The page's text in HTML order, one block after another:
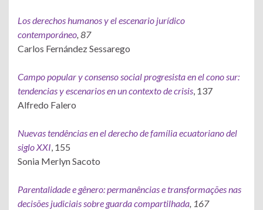
Los derechos humanos y el escenario jurídico
contemporáneo, 87
Carlos Fernández Sessarego
Campo popular y consenso social progresista en el cono sur:
tendencias y escenarios en un contexto de crisis, 137
Alfredo Falero
Nuevas tendências en el derecho de família ecuatoriano del
siglo XXI, 155
Sonia Merlyn Sacoto
Parentalidade e gênero: permanências e transformações nas
decisões judiciais sobre guarda compartilhada, 167